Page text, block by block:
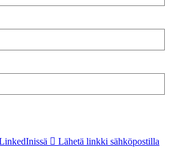
Lähetä linkki sähköpostilla